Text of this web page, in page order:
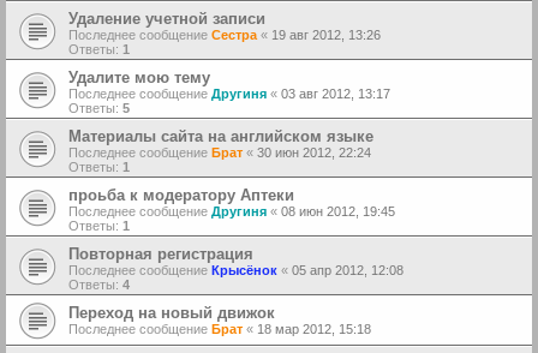
Удаление учетной записи
Последнее сообщение Сестра « 19 авг 2012, 13:26
Ответы: 1
Удалите мою тему
Последнее сообщение Другиня « 03 авг 2012, 13:17
Ответы: 5
Материалы сайта на английском языке
Последнее сообщение Брат « 30 июн 2012, 22:24
Ответы: 1
проьба к модератору Аптеки
Последнее сообщение Другиня « 08 июн 2012, 19:45
Ответы: 1
Повторная регистрация
Последнее сообщение Крысёнок « 05 апр 2012, 12:08
Ответы: 4
Переход на новый движок
Последнее сообщение Брат « 18 мар 2012, 15:18